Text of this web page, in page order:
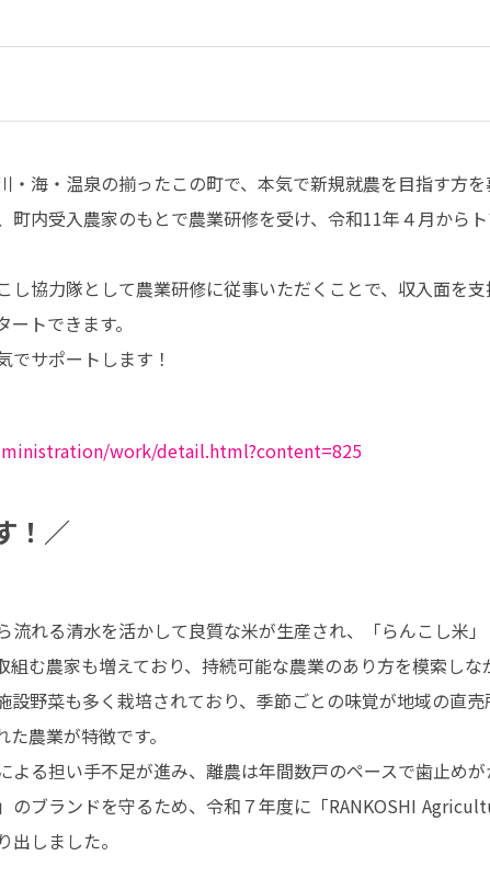
海・温泉の揃ったこの町で、本気で新規就農を目指す方を
内受入農家のもとで農業研修を受け、令和11年４月から
協力隊として農業研修に従事いただくことで、収入面を
トできます。
サポートします！
work/detail.html?content=825
！／
れる清水を活かして良質な米が生産され、「らんこし米
む農家も増えており、持続可能な農業のあり方を模索しな
野菜も多く栽培されており、季節ごとの味覚が地域の直
農業が特徴です。
る担い手不足が進み、離農は年間数戸のペースで歯止め
のブランドを守るため、令和７年度に「RANKOSHI
しました。